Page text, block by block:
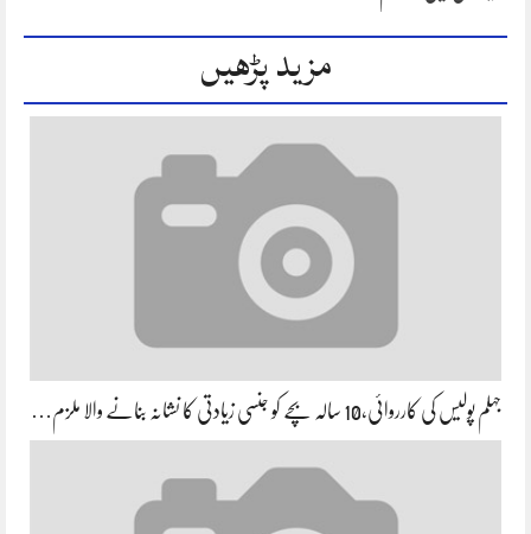
مزید پڑھیں
جہلم پولیس کی کارروائی،10 سالہ بچے کو جنسی زیادتی کا نشانہ بنانے والا ملزم…